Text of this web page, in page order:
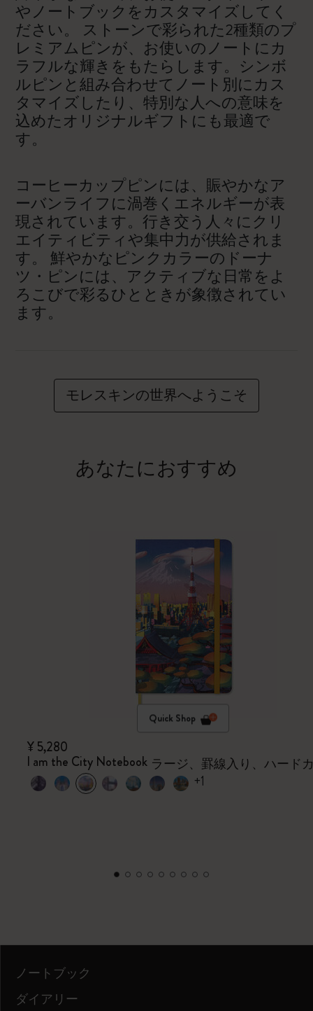
やノートブックをカスタマイズしてく
ださい。 ストーンで彩られた2種類のプ
レミアムピンが、お使いのノートにカ
ラフルな輝きをもたらします。シンボ
ルピンと組み合わせてノート別にカス
タマイズしたり、特別な人への意味を
込めたオリジナルギフトにも最適で
す。
コーヒーカップピンには、賑やかなア
ーバンライフに渦巻くエネルギーが表
現されています。行き交う人々にクリ
エイティビティや集中力が供給されま
す。 鮮やかなピンクカラーのドーナ
ツ・ピンには、アクティブな日常をよ
ろこびで彩るひとときが象徴されてい
ます。
モレスキンの世界へようこそ
あなたにおすすめ
Quick Shop
¥ 5,280
I am the City Notebook ラージ、罫線入り、ハード
+1
ノートブック
ダイアリー